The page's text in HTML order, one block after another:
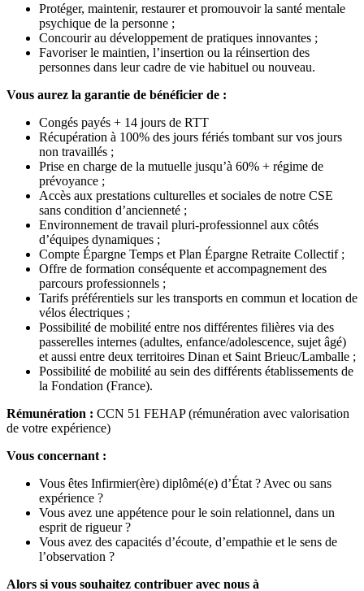
Protéger, maintenir, restaurer et promouvoir la santé mentale
psychique de la personne ;
Concourir au développement de pratiques innovantes ;
Favoriser le maintien, l’insertion ou la réinsertion des
personnes dans leur cadre de vie habituel ou nouveau.
Vous aurez la garantie de bénéficier de :
Congés payés + 14 jours de RTT
Récupération à 100% des jours fériés tombant sur vos jours
non travaillés ;
Prise en charge de la mutuelle jusqu’à 60% + régime de
prévoyance ;
Accès aux prestations culturelles et sociales de notre CSE
sans condition d’ancienneté ;
Environnement de travail pluri-professionnel aux côtés
d’équipes dynamiques ;
Compte Épargne Temps et Plan Épargne Retraite Collectif ;
Offre de formation conséquente et accompagnement des
parcours professionnels ;
Tarifs préférentiels sur les transports en commun et location de
vélos électriques ;
Possibilité de mobilité entre nos différentes filières via des
passerelles internes (adultes, enfance/adolescence, sujet âgé)
et aussi entre deux territoires Dinan et Saint Brieuc/Lamballe ;
Possibilité de mobilité au sein des différents établissements de
la Fondation (France).
Rémunération : CCN 51 FEHAP (rémunération avec valorisation
de votre expérience)
Vous concernant :
Vous êtes Infirmier(ère) diplômé(e) d’État ? Avec ou sans
expérience ?
Vous avez une appétence pour le soin relationnel, dans un
esprit de rigueur ?
Vous avez des capacités d’écoute, d’empathie et le sens de
l’observation ?
Alors si vous souhaitez contribuer avec nous à